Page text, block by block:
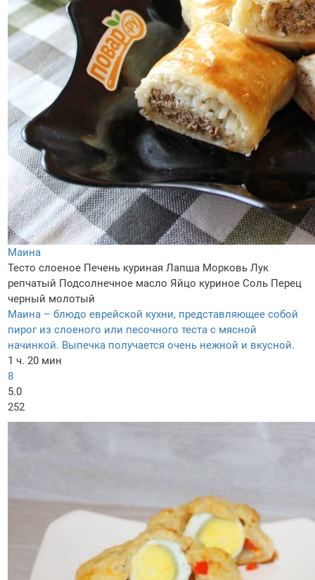
Маина
Тесто слоеное Печень куриная Лапша Морковь Лук
репчатый Подсолнечное масло Яйцо куриное Соль Перец
черный молотый
Маина – блюдо еврейской кухни, представляющее собой
пирог из слоеного или песочного теста с мясной
начинкой. Выпечка получается очень нежной и вкусной.
1 ч. 20 мин
8
5.0
252